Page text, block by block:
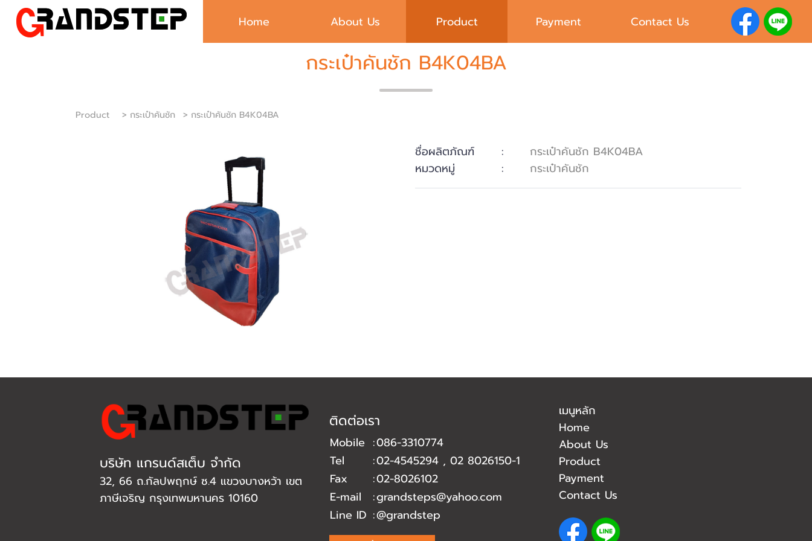
Home About Us Product Payment Contact Us
กระเป๋าคันชัก B4K04BA
Product > กระเป๋าคันชัก > กระเป๋าคันชัก B4K04BA
ชื่อผลิตภัณฑ์ :
กระเป๋าคันชัก B4K04BA
หมวดหมู่
: กระเป๋าคันชัก
บริษัท แกรนด์สเต็บ จำกัด
32, 66 ถ.กัลปพฤกษ์ ซ.4 แขวงบางหว้า เขต
ภาษีเจริญ กรุงเทพมหานคร 10160
ติดต่อเรา
Mobile :086-3310774
Tel
:02-4545294, 02 8026150-1
Fax
:02-8026102
E-mail
:grandsteps@yahoo.com
Line ID :@grandstep
เมนูหลัก
Home
About Us
Product
Payment
Contact Us